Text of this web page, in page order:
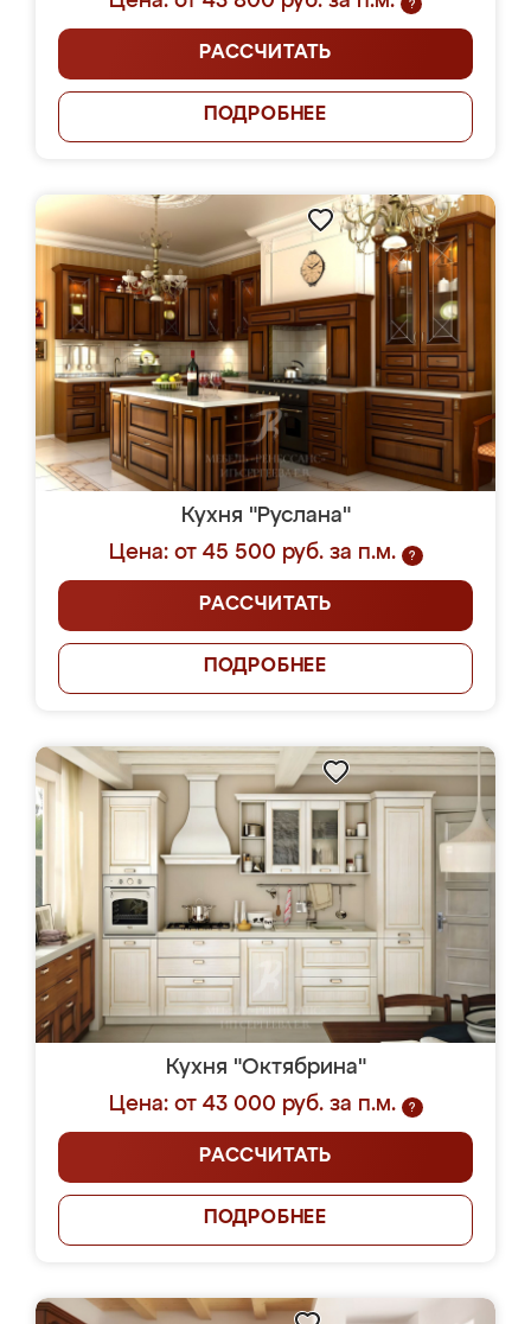
?
РАССЧИТАТЬ
ПОДРОБНЕЕ
Кухня "Руслана"
Цена: от 45 500 руб. за п.м.
?
РАССЧИТАТЬ
ПОДРОБНЕЕ
Кухня "Октябрина"
Цена: от 43 000 руб. за п.м.
?
РАССЧИТАТЬ
ПОДРОБНЕЕ